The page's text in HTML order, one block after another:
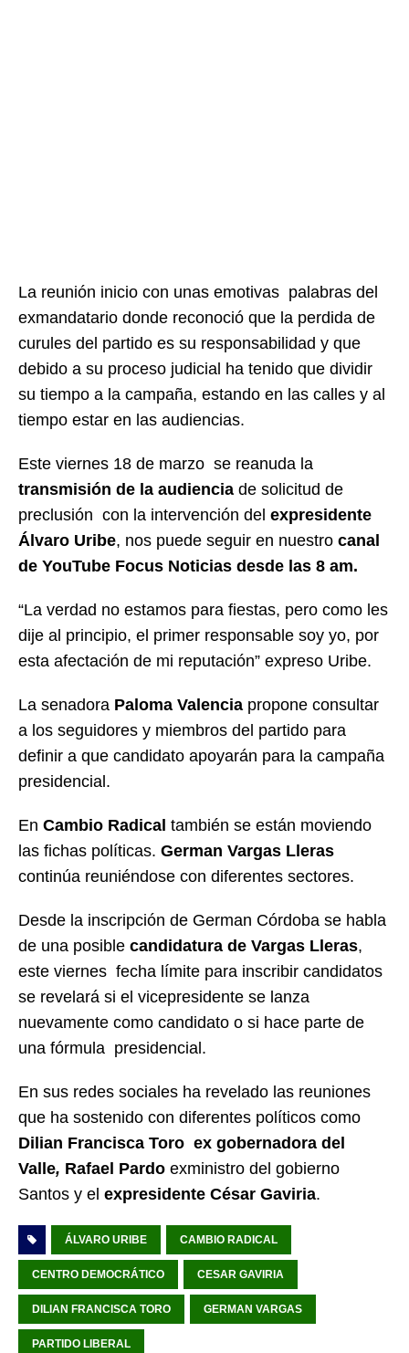
La reunión inicio con unas emotivas palabras del
exmandatario donde reconoció que la perdida de
curules del partido es su responsabilidad y que
debido a su proceso judicial ha tenido que dividir
su tiempo a la campaña, estando en las calles y al
tiempo estar en las audiencias.
Este viernes 18 de marzo se reanuda la
transmisión de la audiencia de solicitud de
preclusión con la intervención del expresidente
Álvaro Uribe, nos puede seguir en nuestro canal
de YouTube Focus Noticias desde las 8 am.
“La verdad no estamos para fiestas, pero como les
dije al principio, el primer responsable soy yo, por
esta afectación de mi reputación” expreso Uribe.
La senadora Paloma Valencia propone consultar
a los seguidores y miembros del partido para
definir a que candidato apoyarán para la campaña
presidencial.
En Cambio Radical también se están moviendo
las fichas políticas. German Vargas Lleras
continúa reuniéndose con diferentes sectores.
Desde la inscripción de German Córdoba se habla
de una posible candidatura de Vargas Lleras,
este viernes fecha límite para inscribir candidatos
se revelará si el vicepresidente se lanza
nuevamente como candidato o si hace parte de
una fórmula presidencial.
En sus redes sociales ha revelado las reuniones
que ha sostenido con diferentes políticos como
Dilian Francisca Toro ex gobernadora del
Valle, Rafael Pardo exministro del gobierno
Santos y el expresidente César Gaviria.
ÁLVARO URIBE CAMBIO RADICAL
CENTRO DEMOCRÁTICO CESAR GAVIRIA
DILIAN FRANCISCA TORO GERMAN VARGAS
PARTIDO LIBERAL